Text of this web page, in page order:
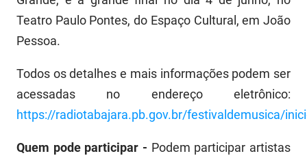
Teatro Paulo Pontes, do Espaço Cultural, em João
Pessoa.
Todos os detalhes e mais informações podem ser
acessadas no endereço eletrônico:
https://radiotabajara.pb.gov.br/festivaldemusica/
Quem pode participar - Podem participar artistas